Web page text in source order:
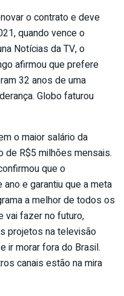
o contrato e deve
quando vence o
Notícias da TV, o
afirmou que prefere
32 anos de uma
Globo faturou
o maior salário da
de R$5 milhões mensais.
que o
e garantiu que a meta
a melhor de todos os
vai fazer no futuro,
projetos na televisão
ir morar fora do Brasil.
canais estão na mira